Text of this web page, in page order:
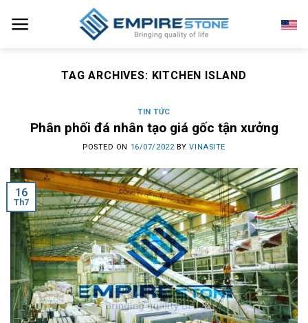
TAG ARCHIVES: KITCHEN ISLAND
TIN TỨC
Phân phối đá nhân tạo giá gốc tận xưởng
POSTED ON 16/07/2022BYVINASITE
16
Th7